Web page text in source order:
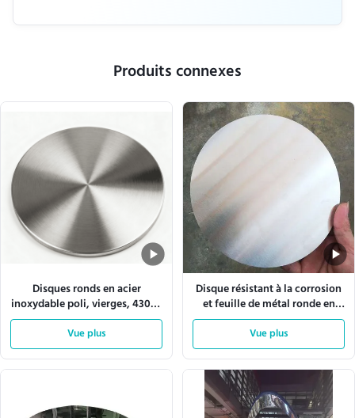
Produits connexes
Disques ronds en acier
inoxydable poli, vierges, 430SS
410SS, ODM
Vue plus
Disque résistant à la corrosion
et feuille de métal ronde en
acier inoxydable 304 ou 316 à
usage industriel et décoratif
Vue plus